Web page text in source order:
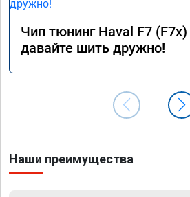
Чип тюнинг Haval F7
давайте шить дружно!
Наши преимущества